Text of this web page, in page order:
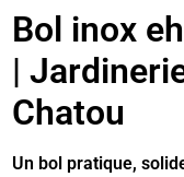
Bol inox
|
Chatou
Un bol pratique,